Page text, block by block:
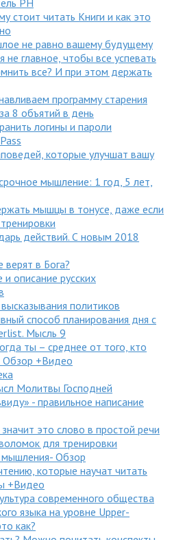
стоит читать Книги и как это
не равно вашему будущему
главное, чтобы все успевать
все? И при этом держать
программу старения
8 объятий в день
логины и пароли
которые улучшат вашу
мышление: 1 год, 5 лет,
мышцы в тонусе, даже если
действий. С новым 2018
в Бога?
описание русских
политиков
способ планирования дня с
Мысль 9
ты – среднее от того, кто
Обзор +Видео
Молитвы Господней
- правильное написание
это слово в простой речи
для тренировки
мышления- Обзор
которые научат читать
+Видео
современного общества
языка на уровне Upper-
как?